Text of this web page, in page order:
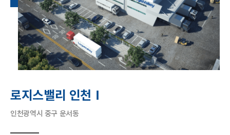
로지스밸리 인천Ⅰ
인천광역시 중구 운서동